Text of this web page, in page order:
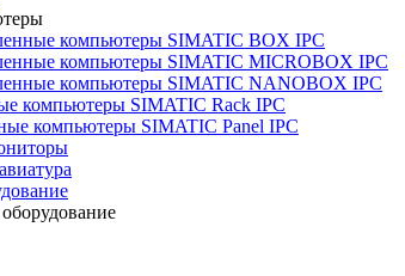
компьютеры SIMATIC BOX IPC
компьютеры SIMATIC MICROBOX IPC
компьютеры SIMATIC NANOBOX IPC
компьютеры SIMATIC Rack IPC
компьютеры SIMATIC Panel IPC